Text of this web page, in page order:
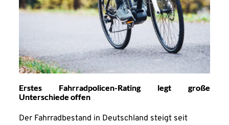
Erstes Fahrradpolicen-Rating legt große
Unterschiede offen
Der Fahrradbestand in Deutschland steigt seit